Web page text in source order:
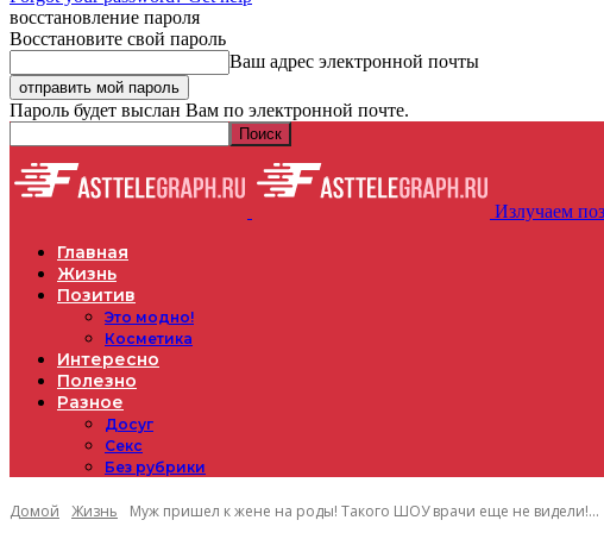
восстановление пароля
Восстановите свой пароль
Ваш адрес электронной почты
Пароль будет выслан Вам по электронной почте.
Излучаем
Главная
Жизнь
Позитив
Это модно!
Косметика
Интересно
Полезно
Разное
Досуг
Секс
Без рубрики
Домой Жизнь Муж пришел к жене на роды! Такого ШОУ врачи еще не видели!...